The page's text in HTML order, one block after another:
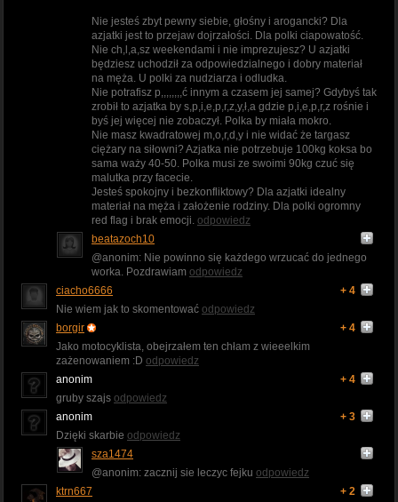
Nie jesteś zbyt pewny siebie, głośny i arogancki? Dla
azjatki jest to przejaw dojrzałości. Dla polki ciapowatość.
Nie ch,l,a,sz weekendami i nie imprezujesz? U azjatki
będziesz uchodził za odpowiedzialnego i dobry materiał
na męża. U polki za nudziarza i odludka.
Nie potrafisz p,,,,,,,,ć innym a czasem jej samej? Gdybyś tak
zrobił to azjatka by s,p,i,e,p,r,z,y,ł,a gdzie p,i,e,p,r,z rośnie i
byś jej więcej nie zobaczył. Polka by miała mokro.
Nie masz kwadratowej m,o,r,d,y i nie widać że targasz
ciężary na siłowni? Azjatka nie potrzebuje 100kg koksa bo
sama waży 40-50. Polka musi ze swoimi 90kg czuć się
malutka przy facecie.
Jesteś spokojny i bezkonfliktowy? Dla azjatki idealny
materiał na męża i założenie rodziny. Dla polki ogromny
red flag i brak emocji. odpowiedz
beatazoch10
@anonim: Nie powinno się każdego wrzucać do jednego
worka. Pozdrawiam odpowiedz
ciacho6666
+ 4
Nie wiem jak to skomentować odpowiedz
borgir
+ 4
Jako motocyklista, obejrzałem ten chłam z wieeelkim
zażenowaniem :D odpowiedz
anonim
+ 4
gruby szajs odpowiedz
anonim
+ 3
Dzięki skarbie odpowiedz
sza1474
@anonim: zacznij sie leczyc fejku odpowiedz
ktrn667
+ 2